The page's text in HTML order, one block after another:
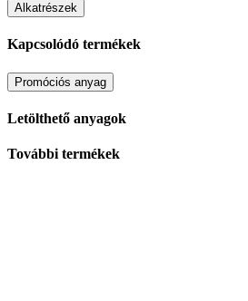
Alkatrészek
Kapcsolódó termékek
Promóciós anyag
Letölthető anyagok
További termékek